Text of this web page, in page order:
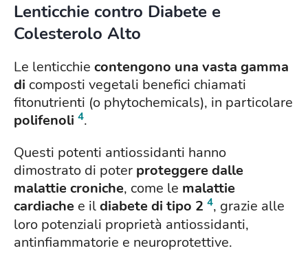
Lenticchie contro Diabete e
Colesterolo Alto
Le lenticchie contengono una vasta gamma
di composti vegetali benefici chiamati
fitonutrienti (o phytochemicals), in particolare
polifenoli 4.
Questi potenti antiossidanti hanno
dimostrato di poter proteggere dalle
malattie croniche, come le malattie
cardiache e ildiabete di tipo 2 4, grazie alle
loro potenziali proprietà antiossidanti,
antinfiammatorie e neuroprotettive.